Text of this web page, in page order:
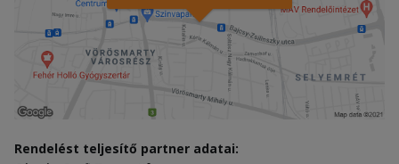
Rendelést teljesítő partner adatai: